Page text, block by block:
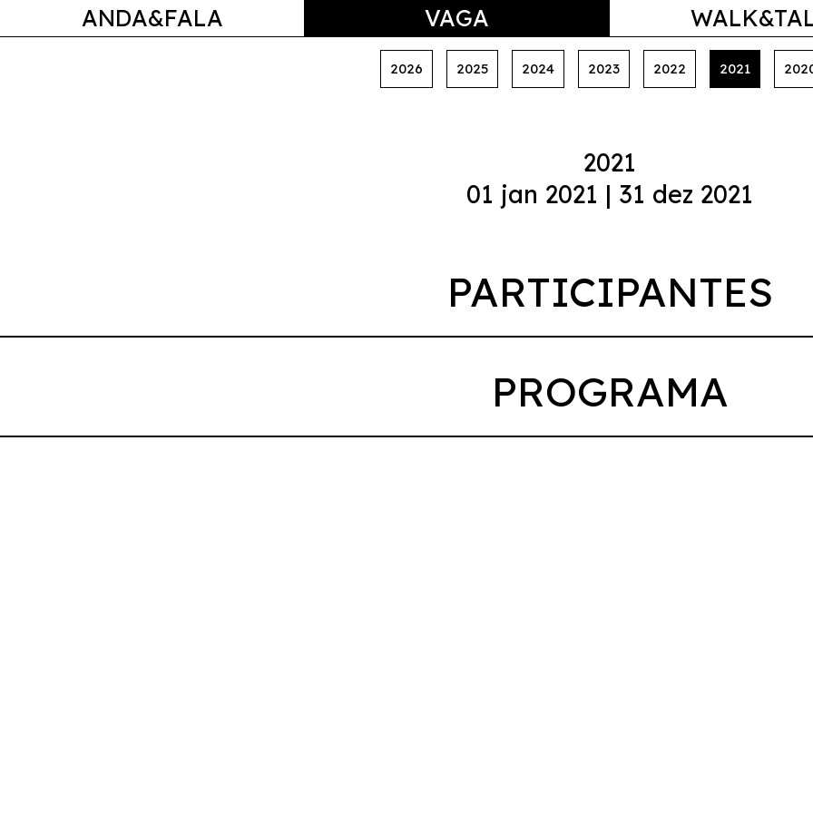
ANDA&FALA VAGA
2026 2025 2024 2023 2022 2021
2021
01 jan 2021 | 31 dez 2021
PARTICIPANTES
PROGRAMA